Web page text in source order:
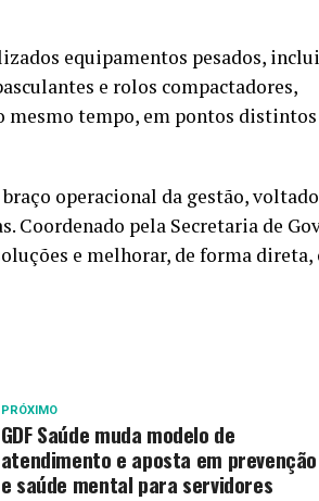
equipamentos pesados,
e rolos compactadores,
mesmo tempo, em pontos
operacional da gestão,
pela Secretaria de
e melhorar, de forma direta,
PRÓXIMO
GDF Saúde muda modelo de
atendimento e aposta em prevenção
e saúde mental para servidores